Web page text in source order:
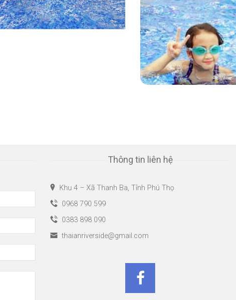
Thông tin liên hệ
Khu 4 – Xã Thanh Ba, Tỉnh Phú Thọ
0968 790 599
0383 898 090
thaianriverside@gmail.com